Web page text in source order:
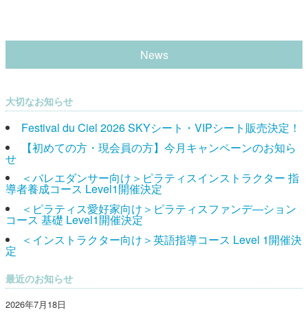
News
大切なお知らせ
Festival du Ciel 2026 SKYシート・VIPシート販売決定！
【初めての方・現会員の方】今月キャンペーンのお知ら
せ
＜バレエダンサー向け＞ピラティスインストラクター 指
導者養成コース Level1開催決定
＜ピラティス愛好家向け＞ピラティスファンデ―ション
コース 基礎 Level1開催決定
＜インストラクター向け＞英語指導コース Level 1開催決
定
最近のお知らせ
2026年7月18日